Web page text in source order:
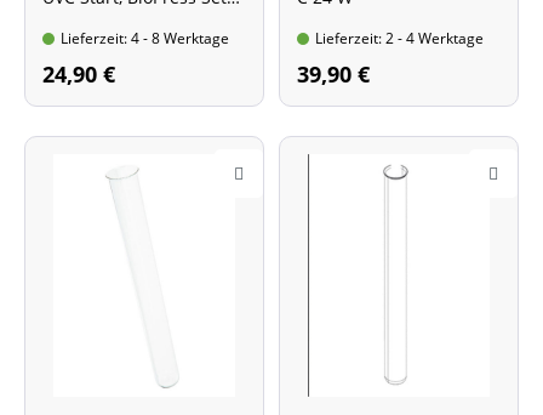
Set 4000, PondoPress Set
5000
Lieferzeit: 4 - 8 Werktage
24,90 €
Lieferzeit: 2 - 4 Werktage
39,90 €